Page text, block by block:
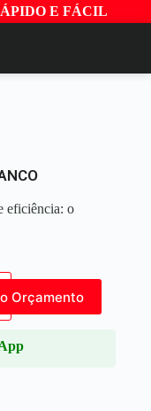
E FÁCIL
eficiência: o
Orçamento